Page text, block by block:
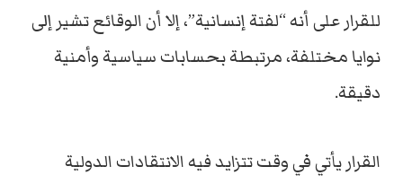
للقرار علىأنه “لفتةإنسانية”،إلاأنالوقائعتشير إلى
نوايا مختلفة،مرتبطةبحساباتسياسيةوأمنية
دقيقة.
القرار يأتيفيوقتتتزايدفيهالانتقاداتالدولية